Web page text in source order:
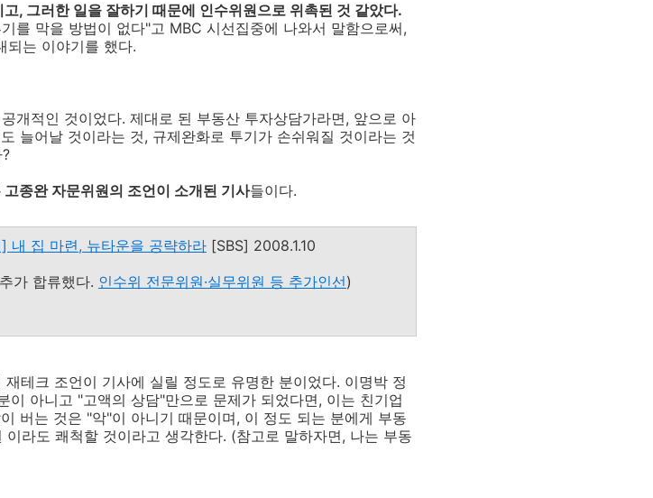
, 그러한 일을 잘하기 때문에 인수위원으로 위촉된 것 같았다.
를 막을 방법이 없다"고 MBC 시선집중에 나와서 말함으로써,
되는 이야기를 했다.
개적인 것이었다. 제대로 된 부동산 투자상담가라면, 앞으로 아
늘어날 것이라는 것, 규제완화로 투기가 손쉬워질 것이라는 것
고종완 자문위원의 조언이 소개된 기사들이다.
내 집 마련, 뉴타운을 공략하라 [SBS] 2008.1.10
가 합류했다. 인수위 전문위원·실무위원 등 추가인선)
테크 조언이 기사에 실릴 정도로 유명한 분이었다. 이명박 정
아니고 "고액의 상담"만으로 문제가 되었다면, 이는 친기업
버는 것은 "악"이 아니기 때문이며, 이 정도 되는 분에게 부동
라도 쾌척할 것이라고 생각한다. (참고로 말하자면, 나는 부동